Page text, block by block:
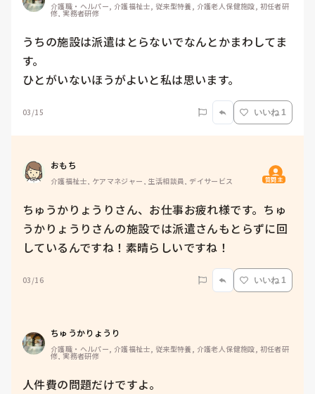
介護職・ヘルパー, 介護福祉士, 従来型特養, 介護老人保健施設, 初任者研
修, 実務者研修
うちの施設は派遣はとらないでなんとかまわしてま
す。
ひとがいないほうがよいと私は思います。
03/15 いいね 1
おもち
介護福祉士, ケアマネジャー, 生活相談員, デイサービス 質問主
ちゅうかりょうりさん、お仕事お疲れ様です。ちゅ
うかりょうりさんの施設では派遣さんもとらずに回
しているんですね！素晴らしいですね！
03/16 いいね 1
ちゅうかりょうり
介護職・ヘルパー, 介護福祉士, 従来型特養, 介護老人保健施設, 初任者研
修, 実務者研修
人件費の問題だけですよ。